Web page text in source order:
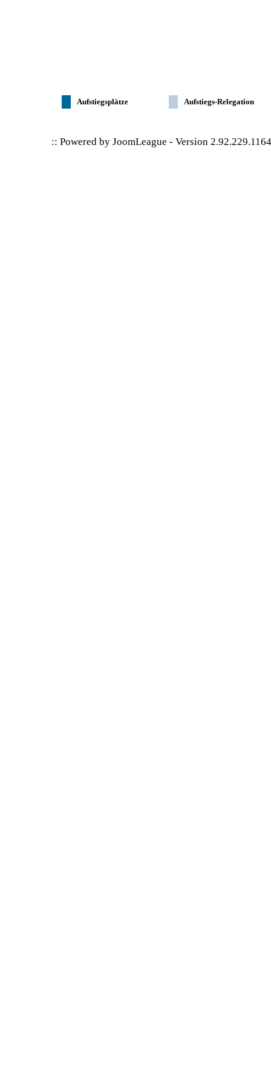
Aufstiegsplätze Aufstiegs-Relegation
:: Powered byJoomLeague -Version